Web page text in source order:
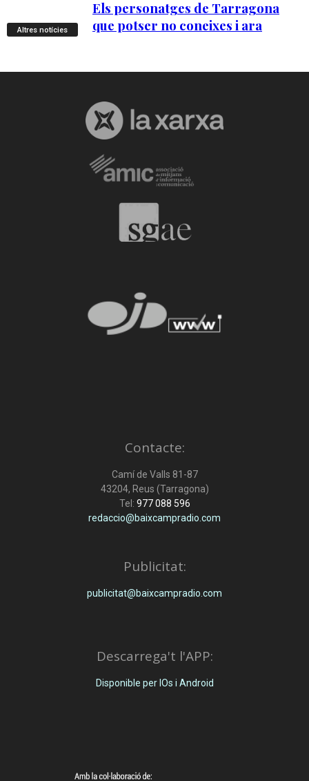
Altres notícies
Contacte:
Camí de Valls 81-87
43204, Reus (Tarragona)
Tel: 977 088 596
redaccio@baixcampradio.com
Publicitat:
publicitat@baixcampradio.com
Descarrega't l'APP:
Disponible per IOs i Android